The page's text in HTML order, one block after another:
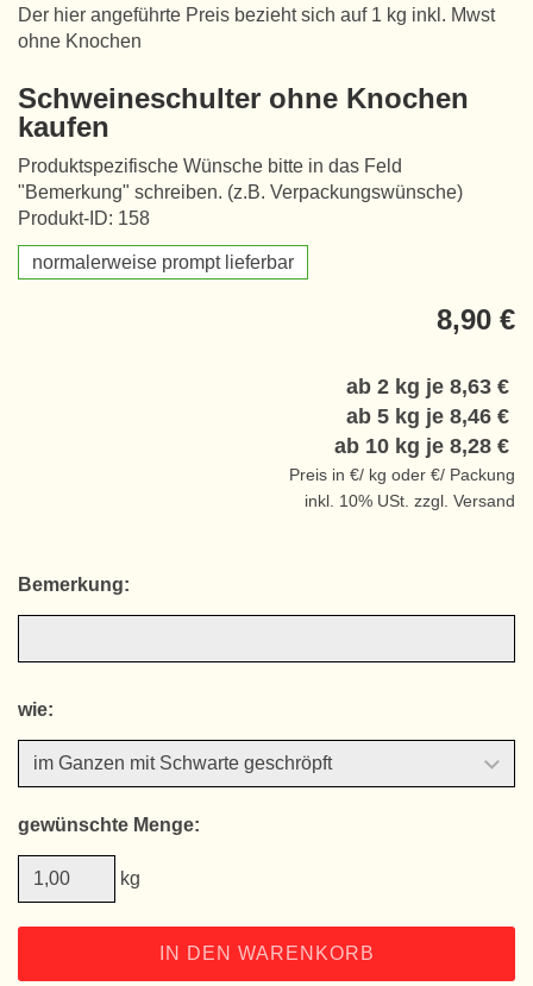
Der hier angeführte Preis bezieht sich auf 1 kg inkl. Mwst
ohne Knochen
Schweineschulter ohne Knochen
kaufen
Produktspezifische Wünsche bitte in das Feld
"Bemerkung" schreiben. (z.B. Verpackungswünsche)
Produkt-ID: 158
normalerweise prompt lieferbar
8,90 €
ab 2 kg je 8,63 €
ab 5 kg je 8,46 €
ab 10 kg je 8,28 €
Preis in €/ kg oder €/ Packung
inkl. 10% USt. zzgl. Versand
Bemerkung:
wie:
gewünschte Menge:
kg
IN DEN WARENKORB